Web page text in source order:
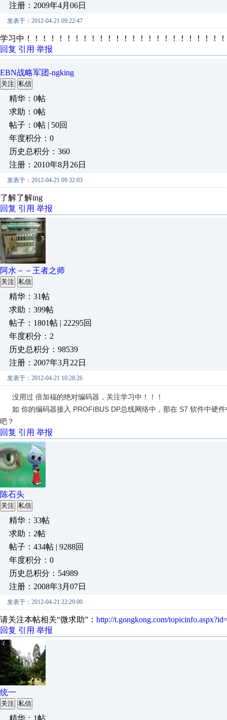
注册：2009年4月06日
发表于：2012-04-21 09:22:47
学习中！！！！！！！！！！！！！！！！！！！！！！！！
回复 引用 举报
EBN战略军团-ngking
关注 私信
精华：0帖
求助：0帖
帖子：0帖 | 50回
年度积分：0
历史总积分：360
注册：2010年8月26日
发表于：2012-04-21 09:32:03
了解了解ing
回复 引用 举报
阿水－－王者之师
关注 私信
精华：31帖
求助：399帖
帖子：1801帖 | 22295回
年度积分：2
历史总积分：98539
注册：2007年3月22日
发表于：2012-04-21 10:28:26
没用过 倍加福的绝对编码器，关注学习中！！！
如 你的编码器接入 PROFIBUS DP总线网络中，那在 S7 软件中硬
吧？
回复 引用 举报
陈石头
关注 私信
精华：33帖
求助：2帖
帖子：434帖 | 9288回
年度积分：0
历史总积分：54989
注册：2008年3月07日
发表于：2012-04-21 22:29:00
请关注本帖相关“微求助”： http://t.gongkong.com/
回复 引用 举报
统一
关注 私信
精华：1帖